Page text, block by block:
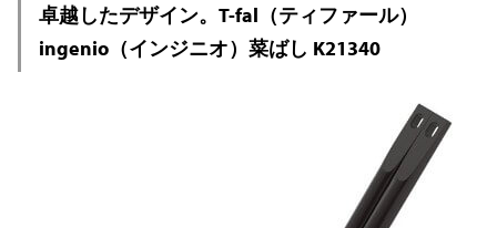
卓越したデザイン。T-fal（ティファール）
ingenio（インジニオ）菜ばし K21340